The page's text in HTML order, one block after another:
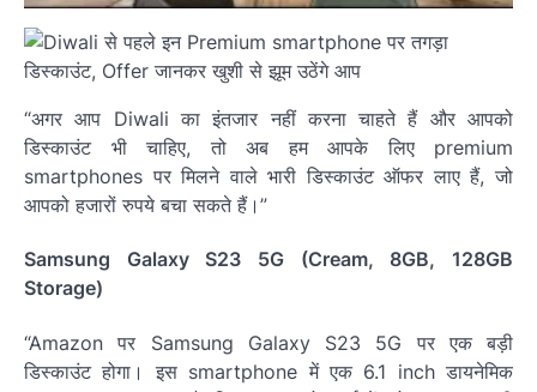
“अगर आप Diwali का इंतजार नहीं करना चाहते हैं और आपको
डिस्काउंट भी चाहिए, तो अब हम आपके लिए premium
smartphones पर मिलने वाले भारी डिस्काउंट ऑफर लाए हैं, जो
आपको हजारों रुपये बचा सकते हैं।”
Samsung Galaxy S23 5G (Cream, 8GB, 128GB
Storage)
“Amazon पर Samsung Galaxy S23 5G पर एक बड़ी
डिस्काउंट होगा। इस smartphone में एक 6.1 inch डायनेमिक